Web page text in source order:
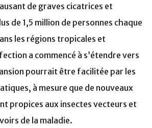
de graves cicatrices et
de 1,5 million de personnes chaque
les régions tropicales et
a commencé à s’étendre vers
pourrait être facilitée par les
à mesure que de nouveaux
propices aux insectes vecteurs et
de la maladie.